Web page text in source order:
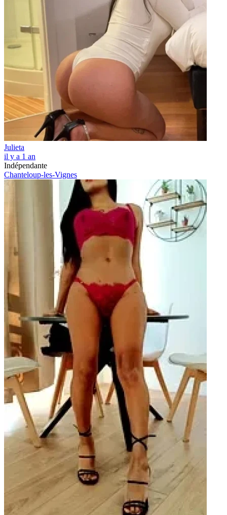
Julieta
il y a 1 an
Indépendante
Chanteloup-les-Vignes